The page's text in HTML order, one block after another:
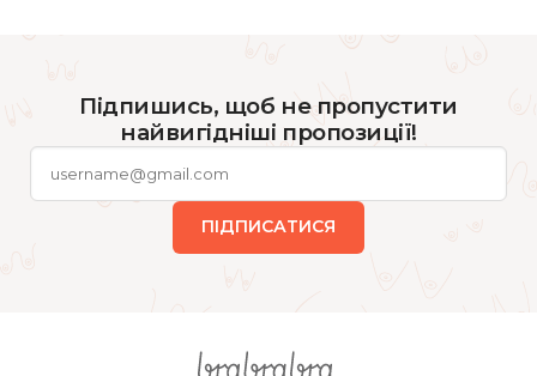
Підпишись, щоб не пропустити
найвигідніші пропозиції!
ПІДПИСАТИСЯ